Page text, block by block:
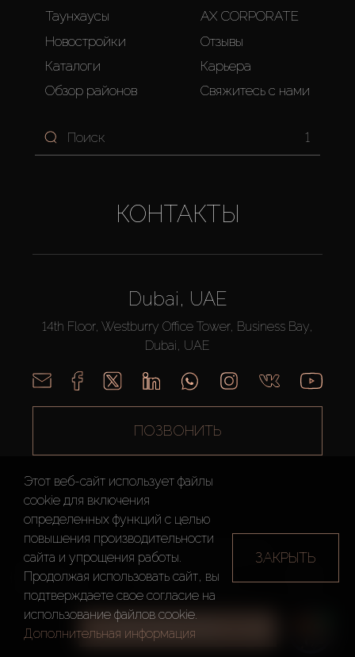
ВСЕ ФИЛЬТРЫ
Таунхаусы
Новостройки
Каталоги
Обзор районов
AX CORPORATE
Отзывы
Карьера
Свяжитесь с нами
1
КОНТАКТЫ
Dubai, UAE
14th Floor, Westburry Office Tower, Business Bay,
Dubai, UAE
ПОЗВОНИТЬ
AX CAPITAL ©2026 Все Права Защищены
Условия
использования
конфиденциальности
сайта
Этот веб-сайт использует файлы
cookie для включения
определенных функций c целью
повышения производительности
сайта и упрощения работы.
Продолжая использовать сайт, вы
подтверждаете свое согласие на
использование файлов cookie.
Дополнительная информация
ЗАКРЫТЬ